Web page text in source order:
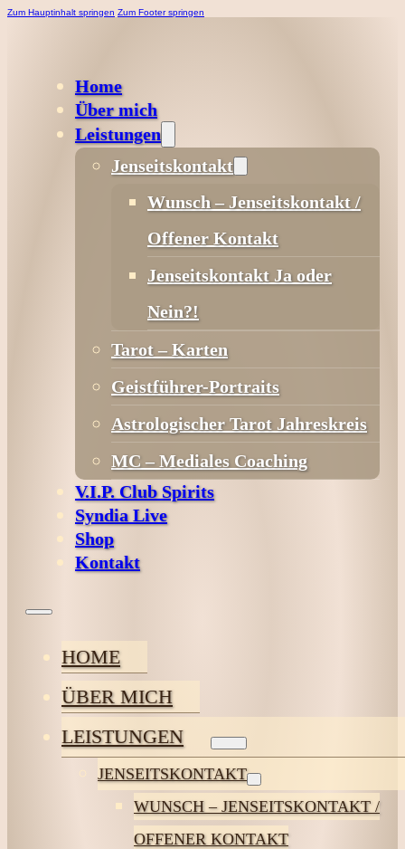
Zum Hauptinhalt springen Zum Footer springen
Home
Über mich
Leistungen
Jenseitskontakt
Wunsch – Jenseitskontakt /
Offener Kontakt
Jenseitskontakt Ja oder
Nein?!
Tarot – Karten
Geistführer-Portraits
Astrologischer Tarot Jahreskreis
MC – Mediales Coaching
V.I.P. Club Spirits
Syndia Live
Shop
Kontakt
HOME
ÜBER MICH
LEISTUNGEN
JENSEITSKONTAKT
WUNSCH – JENSEITSKONTAKT /
OFFENER KONTAKT